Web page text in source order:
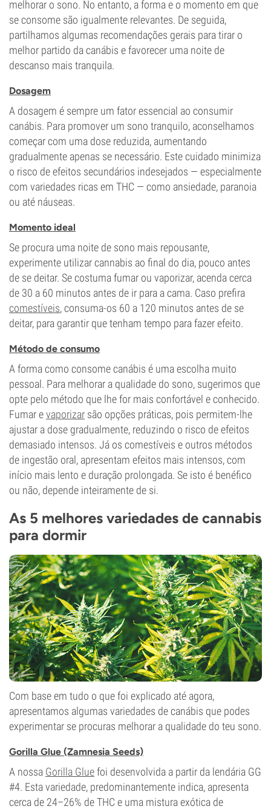
melhorar o sono. No entanto, a forma e o momento em que
se consome são igualmente relevantes. De seguida,
partilhamos algumas recomendações gerais para tirar o
melhor partido da canábis e favorecer uma noite de
descanso mais tranquila.
Dosagem
A dosagem é sempre um fator essencial ao consumir
canábis. Para promover um sono tranquilo, aconselhamos
começar com uma dose reduzida, aumentando
gradualmente apenas se necessário. Este cuidado minimiza
o risco de efeitos secundários indesejados — especialmente
com variedades ricas em THC — como ansiedade, paranoia
ou até náuseas.
Momento ideal
Se procura uma noite de sono mais repousante,
experimente utilizar cannabis ao final do dia, pouco antes
de se deitar. Se costuma fumar ou vaporizar, acenda cerca
de 30 a 60 minutos antes de ir para a cama. Caso prefira
comestíveis, consuma-os 60 a 120 minutos antes de se
deitar, para garantir que tenham tempo para fazer efeito.
Método de consumo
A forma como consome canábis é uma escolha muito
pessoal. Para melhorar a qualidade do sono, sugerimos que
opte pelo método que lhe for mais confortável e conhecido.
Fumar evaporizar são opções práticas, pois permitem-lhe
ajustar a dose gradualmente, reduzindo o risco de efeitos
demasiado intensos. Já os comestíveis e outros métodos
de ingestão oral, apresentam efeitos mais intensos, com
início mais lento e duração prolongada. Se isto é benéfico
ou não, depende inteiramente de si.
As 5 melhores variedades de cannabis
para dormir
Com base em tudo o que foi explicado até agora,
apresentamos algumas variedades de canábis que podes
experimentar se procuras melhorar a qualidade do teu sono.
Gorilla Glue (Zamnesia Seeds)
A nossa Gorilla Gluefoi desenvolvida a partir da lendária GG
#4. Esta variedade, predominantemente indica, apresenta
cerca de 24–26% de THC e uma mistura exótica de